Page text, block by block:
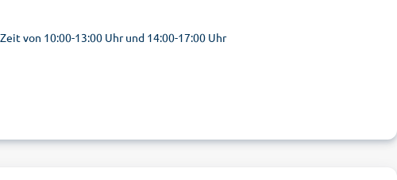
von 10:00-13:00 Uhr und 14:00-17:00 Uhr